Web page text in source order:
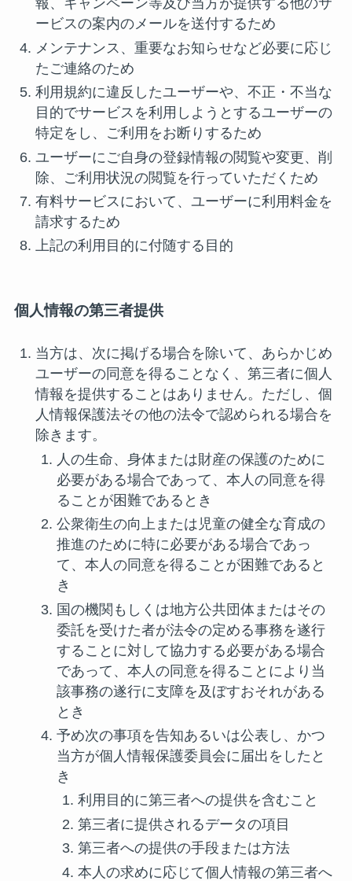
報、キャンペーン等及び当方が提供する他のサ
ービスの案内のメールを送付するため
メンテナンス、重要なお知らせなど必要に応じ
たご連絡のため
利用規約に違反したユーザーや、不正・不当な
目的でサービスを利用しようとするユーザーの
特定をし、ご利用をお断りするため
ユーザーにご自身の登録情報の閲覧や変更、削
除、ご利用状況の閲覧を行っていただくため
有料サービスにおいて、ユーザーに利用料金を
請求するため
上記の利用目的に付随する目的
個人情報の第三者提供
当方は、次に掲げる場合を除いて、あらかじめ
ユーザーの同意を得ることなく、第三者に個人
情報を提供することはありません。ただし、個
人情報保護法その他の法令で認められる場合を
除きます。
人の生命、身体または財産の保護のために
必要がある場合であって、本人の同意を得
ることが困難であるとき
公衆衛生の向上または児童の健全な育成の
推進のために特に必要がある場合であっ
て、本人の同意を得ることが困難であると
き
国の機関もしくは地方公共団体またはその
委託を受けた者が法令の定める事務を遂行
することに対して協力する必要がある場合
であって、本人の同意を得ることにより当
該事務の遂行に支障を及ぼすおそれがある
とき
予め次の事項を告知あるいは公表し、かつ
当方が個人情報保護委員会に届出をしたと
き
利用目的に第三者への提供を含むこと
第三者に提供されるデータの項目
第三者への提供の手段または方法
本人の求めに応じて個人情報の第三者へ